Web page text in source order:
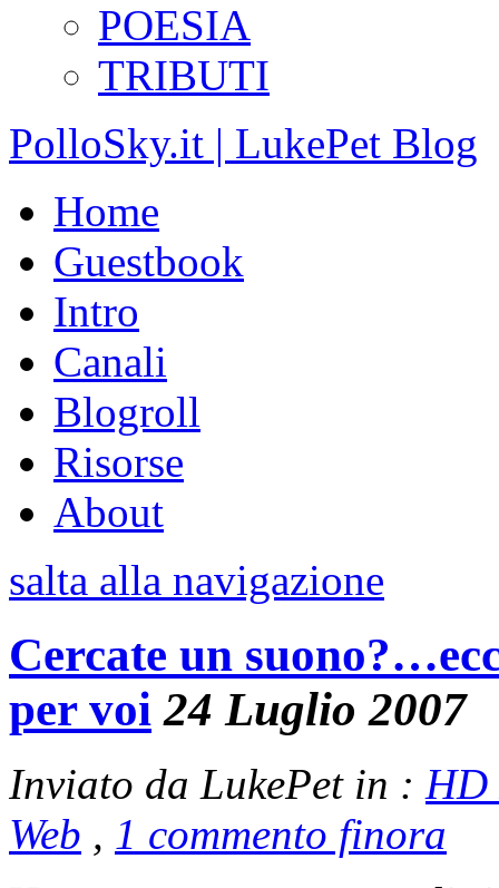
POESIA
TRIBUTI
PolloSky.it | LukePet Blog
Home
Guestbook
Intro
Canali
Blogroll
Risorse
About
salta alla navigazione
Cercate un
per voi 24 Luglio 2007
Inviato da LukePet in : HD
Web , 1 commento finora